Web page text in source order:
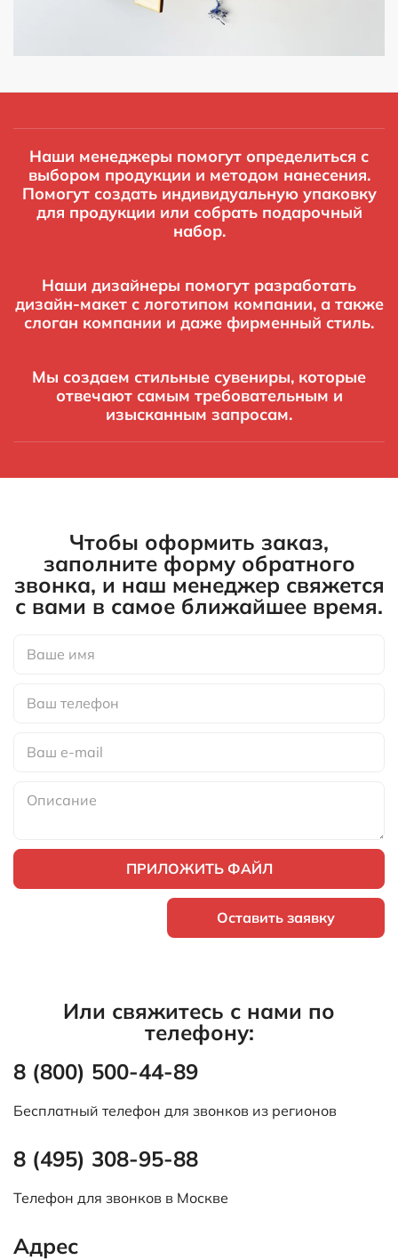
Наши менеджеры помогут определиться с
выбором продукции и методом нанесения.
Помогут создать индивидуальную упаковку
для продукции или собрать подарочный
набор.
Наши дизайнеры помогут разработать
дизайн-макет с логотипом компании, а также
слоган компании и даже фирменный стиль.
Мы создаем стильные сувениры, которые
отвечают самым требовательным и
изысканным запросам.
Чтобы оформить заказ,
заполните форму обратного
звонка, и наш менеджер свяжется
с вами в самое ближайшее время.
ПРИЛОЖИТЬ ФАЙЛ
Оставить заявку
Или свяжитесь с нами по
телефону:
8 (800) 500-44-89
Бесплатный телефон для звонков из регионов
8 (495) 308-95-88
Телефон для звонков в Москве
Адрес